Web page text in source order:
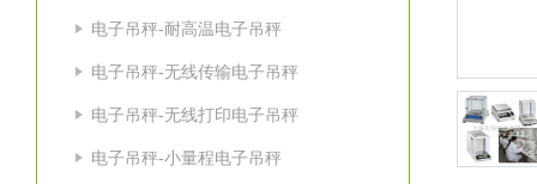
电子吊秤-耐高温电子吊秤
电子吊秤-无线传输电子吊秤
电子吊秤-无线打印电子吊秤
电子吊秤-小量程电子吊秤